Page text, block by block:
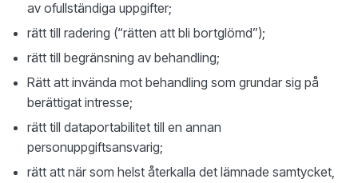
av ofullständiga uppgifter;
rätt till radering (“rätten att bli bortglömd”);
rätt till begränsning av behandling;
Rätt att invända mot behandling som grundar sig på
berättigat intresse;
rätt till dataportabilitet till en annan
personuppgiftsansvarig;
rätt att när som helst återkalla det lämnade samtycket,